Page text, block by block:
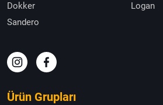
Dokker
Logan
Sandero
Ürün Grupları